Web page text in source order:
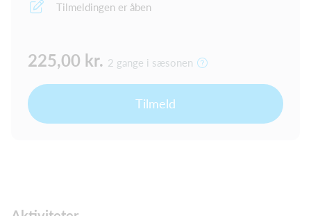
Tilmeldingen er åben
225,00 kr. 2 gange i sæsonen
Tilmeld